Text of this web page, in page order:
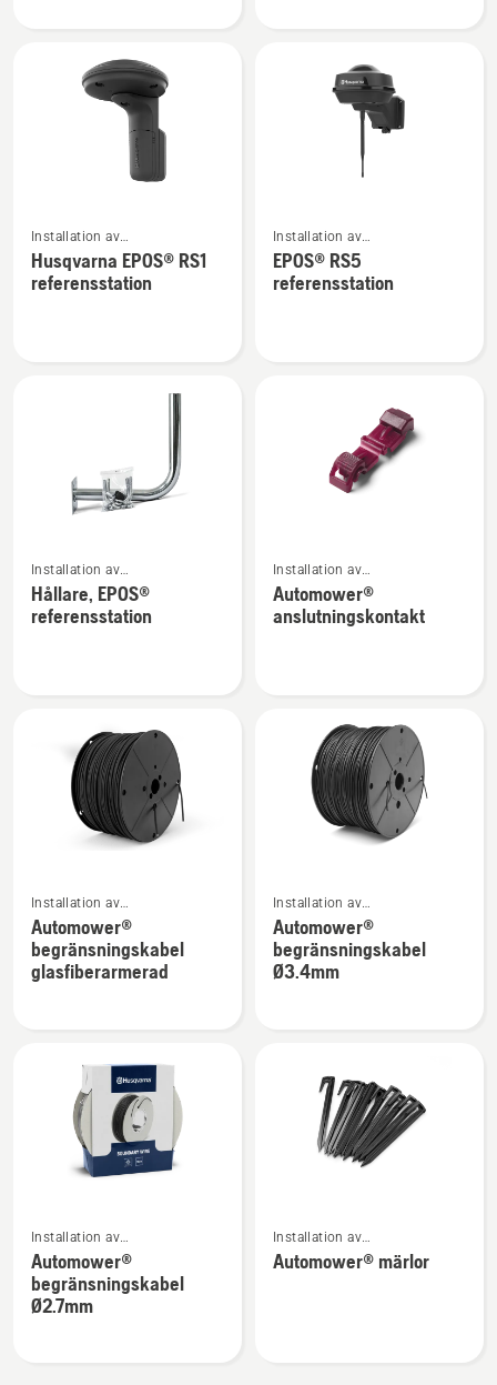
320/430X/450X
begränsningskabel
mer
information
om
Installation av
robotgräsklippare
Husqvarna EPOS® RS1
referensstation
mer
information
om
Installation av
robotgräsklippare
EPOS® RS5
referensstation
mer
information
om
Installation av
robotgräsklippare
Hållare, EPOS®
referensstation
mer
information
om
Installation av
robotgräsklippare
Automower®
anslutningskontakt
mer
information
om
Automower®
Installation av
robotgräsklippare
Automower®
begränsningskabel
glasfiberarmerad
mer
information
om
Installation av
robotgräsklippare
Automower®
begränsningskabel
Ø3.4mm
mer
information
om
Installation av
robotgräsklippare
Automower®
begränsningskabel
Ø2.7mm
mer
information
Installation av
robotgräsklippare
Automower® märlor